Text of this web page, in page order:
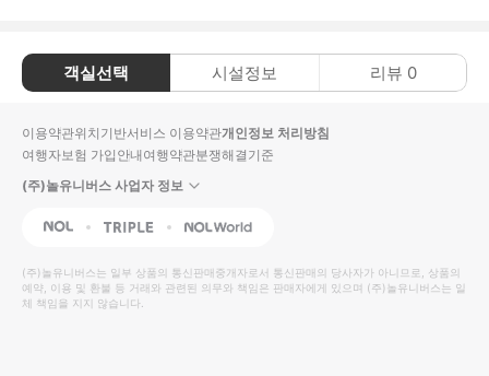
객실선택 시설정보 리뷰 0
이용약관위치기반서비스 이용약관개인정보 처리방침
여행자보험 가입안내여행약관분쟁해결기준
(주)놀유니버스 사업자 정보
NOL Triple Interpark Global
(주)놀유니버스는 일부 상품의 통신판매중개자로서 통신판매의 당사자가 아니므로, 상품의
예약, 이용 및 환불 등 거래와 관련된 의무와 책임은 판매자에게 있으며 (주)놀유니버스는 일
체 책임을 지지 않습니다.